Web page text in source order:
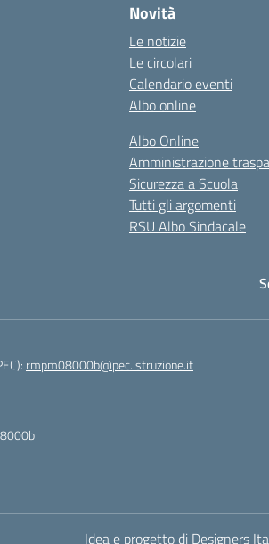
Novità
Le notizie
Le circolari
Calendario eventi
Albo online
Albo Online
Amministrazione
Sicurezza a Scuola
Tutti gli argomenti
RSU Albo Sindacale
rmpm08000b@pec.istruzione.it
Idea e progetto di Designers